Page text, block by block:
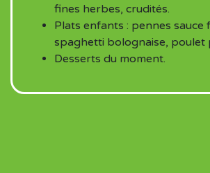
fines herbes, crudités.
Plats enfants : pennes sauce
spaghetti bolognaise, poulet
Desserts du moment.